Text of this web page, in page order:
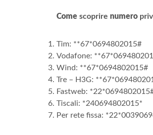
Come scoprire numero
Tim: **67*0694802015#
Vodafone:
Wind: **67*0694802015#
Tre – H3G:
Fastweb:
Tiscali: *240694802015*
Per rete fissa: